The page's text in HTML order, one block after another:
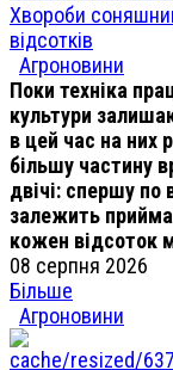
Хвороби
відсотків
Агроновини
Поки техніка
культури
в цей час на них
більшу частину
двічі: спершу по
залежить
кожен відсоток
08 серпня 2026
Більше
Агроновини